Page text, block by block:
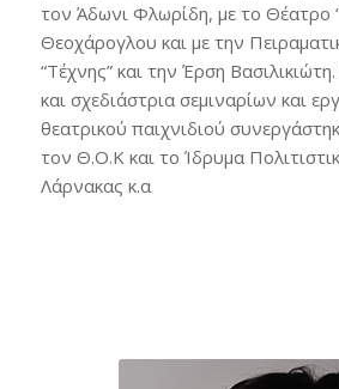
τον Άδωνι Φλωρίδη, με το Θέατρο
Θεοχάρογλου και με την
“Τέχνης” και την Έρση
και σχεδιάστρια σεμιναρίων και
θεατρικού παιχνιδιού
τον Θ.Ο.Κ και το Ίδρυμα
Λάρνακας κ.α